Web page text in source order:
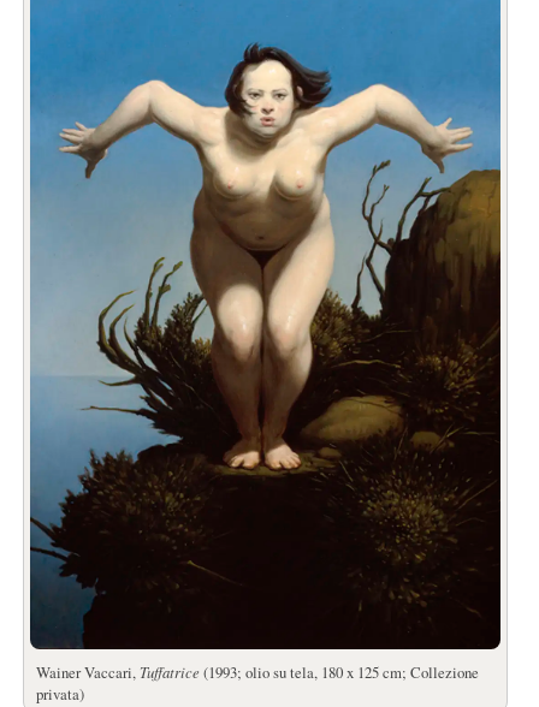
Wainer Vaccari, Tuffatrice (1993; olio su tela, 180 x 125 cm; Collezione
privata)